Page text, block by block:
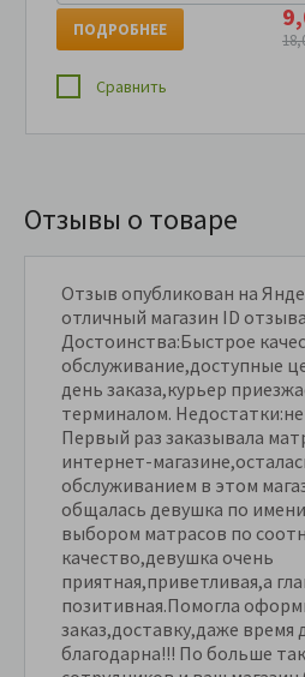
ПОДРОБНЕЕ
Сравнить
Отзывы о товаре
Отзыв опубликован на
отличный магазин ID
Достоинства:Быстрое
обслуживание,доступные
день заказа,курьер
терминалом.
Первый раз заказывала
интернет-
обслуживанием в этом
общалась девушка по
выбором матрасов по
качество,девушка очень
приятная,приветливая,а
позитивная.Помогла
заказ,доставку,даже время
благодарна!!! По больше